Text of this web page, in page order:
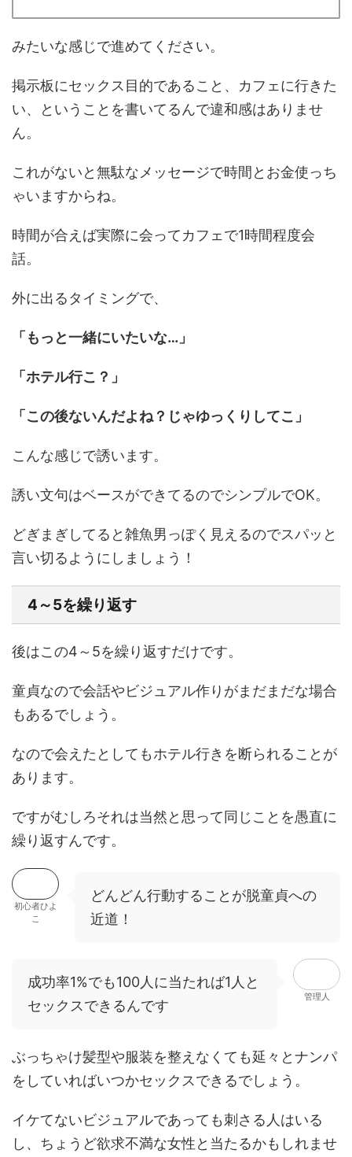
みたいな感じで進めてください。
掲示板にセックス目的であること、カフェに行きた
い、ということを書いてるんで違和感はありませ
ん。
これがないと無駄なメッセージで時間とお金使っち
ゃいますからね。
時間が合えば実際に会ってカフェで1時間程度会
話。
外に出るタイミングで、
「もっと一緒にいたいな…」
「ホテル行こ？」
「この後ないんだよね？じゃゆっくりしてこ」
こんな感じで誘います。
誘い文句はベースができてるのでシンプルでOK。
どぎまぎしてると雑魚男っぽく見えるのでスパッと
言い切るようにしましょう！
4～5を繰り返す
後はこの4～5を繰り返すだけです。
童貞なので会話やビジュアル作りがまだまだな場合
もあるでしょう。
なので会えたとしてもホテル行きを断られることが
あります。
ですがむしろそれは当然と思って同じことを愚直に
繰り返すんです。
初心者ひよ
こ
どんどん行動することが脱童貞への
近道！
成功率1%でも100人に当たれば1人と
セックスできるんです
管理人
ぶっちゃけ髪型や服装を整えなくても延々とナンパ
をしていればいつかセックスできるでしょう。
イケてないビジュアルであっても刺さる人はいる
し、ちょうど欲求不満な女性と当たるかもしれませ